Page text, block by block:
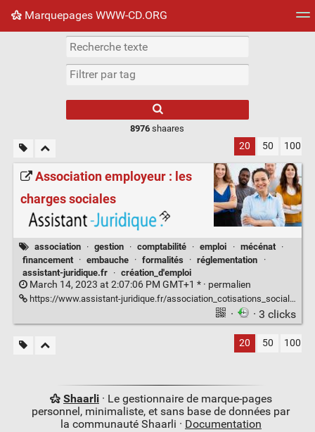
Marquepages WWW-CD.ORG
Nuage de tags Mur d'images
8976 shaares
20 50 100
Association employeur : les
charges sociales
association · gestion · comptabilité · emploi · mécénat
·
financement
· embauche · formalités · réglementation
·
assistant-juridique.fr
· création_d'emploi
March 14, 2023 at 2:07:06 PM GMT+1 * · permalien
https://www.assistant-juridique.fr/association_cotisations_sociales.jsp
· · 3 clicks
20 50 100
Shaarli· Le gestionnaire de marque-pages
personnel, minimaliste, et sans base de données par
la communauté Shaarli · Documentation